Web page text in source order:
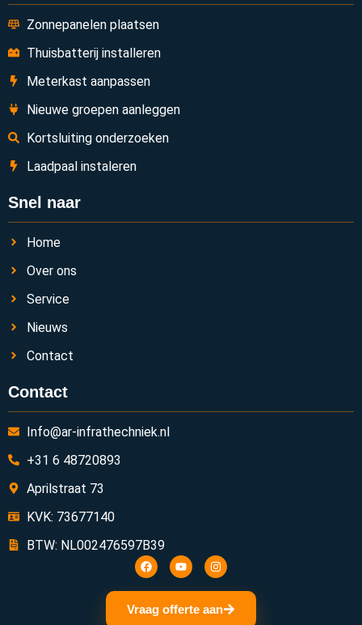
Zonnepanelen plaatsen
Thuisbatterij installeren
Meterkast aanpassen
Nieuwe groepen aanleggen
Kortsluiting onderzoeken
Laadpaal instaleren
Snel naar
Home
Over ons
Service
Nieuws
Contact
Contact
Info@ar-infrathechniek.nl
+31 6 48720893
Aprilstraat 73
KVK: 73677140
BTW: NL002476597B39
Vraag offerte aan